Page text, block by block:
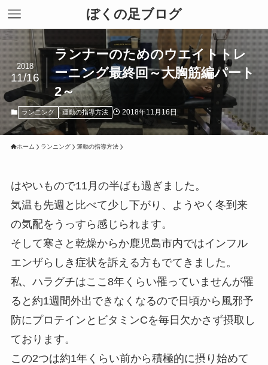
ぼくの足ブログ
ランナーのためのウエイトトレ
ーニング最終回～大胸筋編パート
2～
2018
11/16
ランニング 運動の指導方法 2018年11月16日
ホーム ランニング 運動の指導方法
はやいもので11月の半ばも過ぎました。
気温も先週と比べて少し下がり、ようやく冬到来
の気配をうっすら感じられます。
そして寒さと乾燥からか鹿児島市内ではインフル
エンザらしき症状を訴える方もでてきました。
私、ハラグチはここ8年くらい罹っていませんが罹
ると約1週間外出できなくなるので日頃から風邪予
防にプロテインとビタミンCを毎日欠かさず摂取し
ております。
この2つは約1年くらい前から積極的に摂り始めて